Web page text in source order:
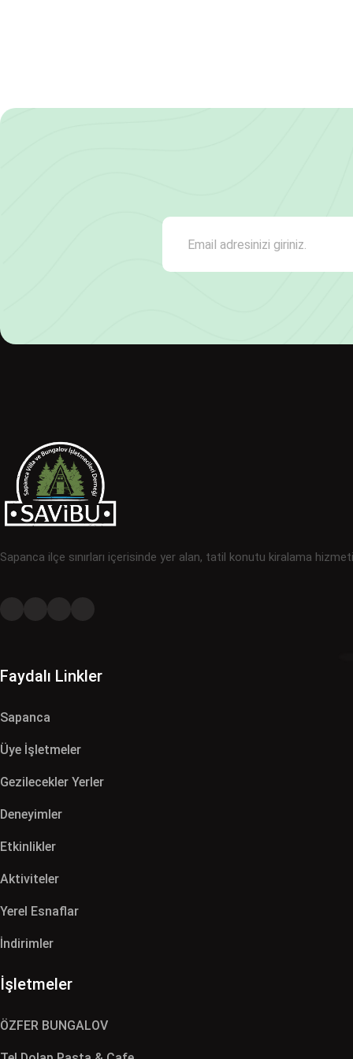
Sapanca ilçe sınırları içerisinde yer alan, tatil konutu kiralama
Faydalı Linkler
Sapanca
Üye İşletmeler
Gezilecekler Yerler
Deneyimler
Etkinlikler
Aktiviteler
Yerel Esnaflar
İndirimler
İşletmeler
ÖZFER BUNGALOV